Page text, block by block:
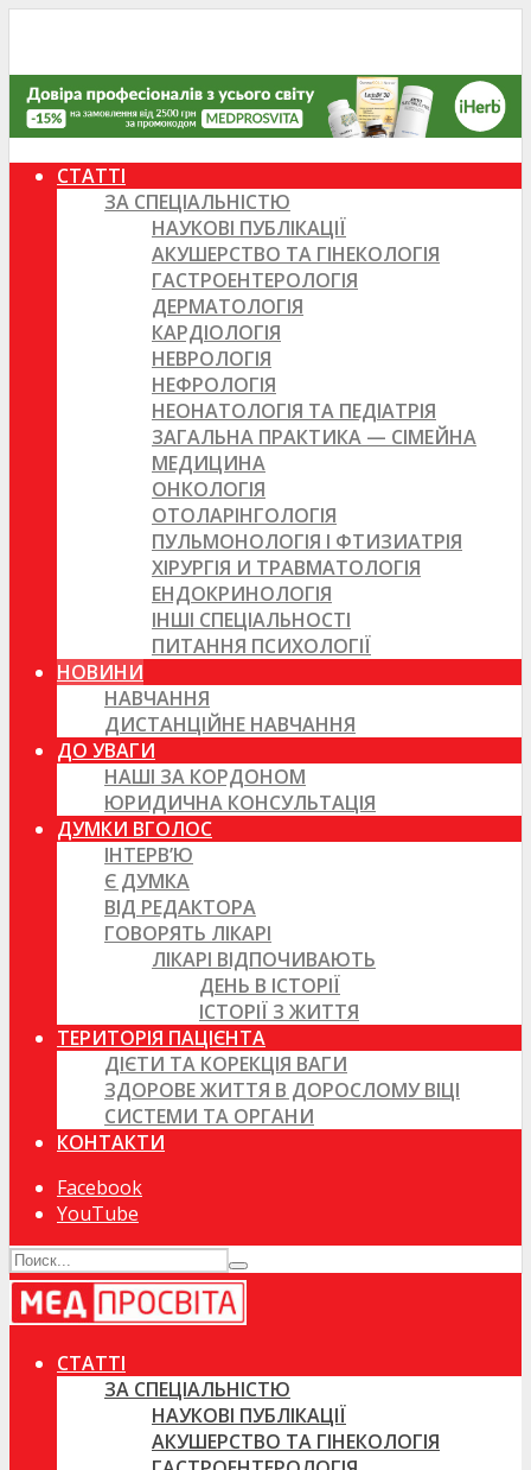
СТАТТІ
ЗА СПЕЦІАЛЬНІСТЮ
НАУКОВІ ПУБЛІКАЦІЇ
АКУШЕРСТВО ТА ГІНЕКОЛОГІЯ
ГАСТРОЕНТЕРОЛОГІЯ
ДЕРМАТОЛОГІЯ
КАРДІОЛОГІЯ
НЕВРОЛОГІЯ
НЕФРОЛОГІЯ
НЕОНАТОЛОГІЯ ТА ПЕДІАТРІЯ
ЗАГАЛЬНА ПРАКТИКА — СІМЕЙНА
МЕДИЦИНА
ОНКОЛОГІЯ
ОТОЛАРІНГОЛОГІЯ
ПУЛЬМОНОЛОГІЯ І ФТИЗИАТРІЯ
ХІРУРГІЯ И ТРАВМАТОЛОГІЯ
ЕНДОКРИНОЛОГІЯ
ІНШІ СПЕЦІАЛЬНОСТІ
ПИТАННЯ ПСИХОЛОГІЇ
НОВИНИ
НАВЧАННЯ
ДИСТАНЦІЙНЕ НАВЧАННЯ
ДО УВАГИ
НАШІ ЗА КОРДОНОМ
ЮРИДИЧНА КОНСУЛЬТАЦІЯ
ДУМКИ ВГОЛОС
ІНТЕРВ’Ю
Є ДУМКА
ВІД РЕДАКТОРА
ГОВОРЯТЬ ЛІКАРІ
ЛІКАРІ ВІДПОЧИВАЮТЬ
ДЕНЬ В ІСТОРІЇ
ІСТОРІЇ З ЖИТТЯ
ТЕРИТОРІЯ ПАЦІЄНТА
ДІЄТИ ТА КОРЕКЦІЯ ВАГИ
ЗДОРОВЕ ЖИТТЯ В ДОРОСЛОМУ ВІЦІ
СИСТЕМИ ТА ОРГАНИ
КОНТАКТИ
Facebook
YouTube
СТАТТІ
ЗА СПЕЦІАЛЬНІСТЮ
НАУКОВІ ПУБЛІКАЦІЇ
АКУШЕРСТВО ТА ГІНЕКОЛОГІЯ